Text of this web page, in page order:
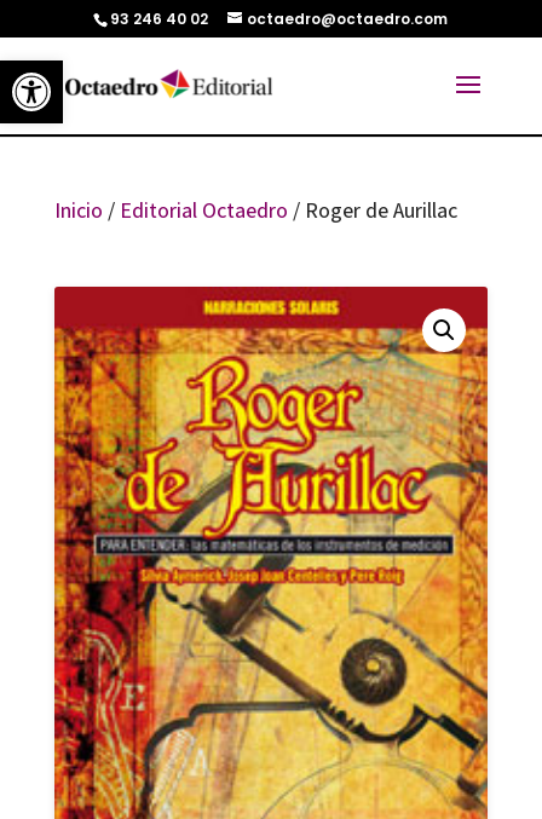
Abrir barra de herramientas
93 246 40 02 octaedro@octaedro.com
Inicio / Editorial Octaedro / Roger de Aurillac